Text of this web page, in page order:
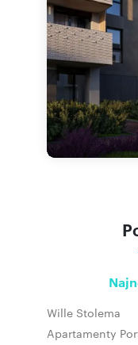
Wille Stolema
Apartamenty